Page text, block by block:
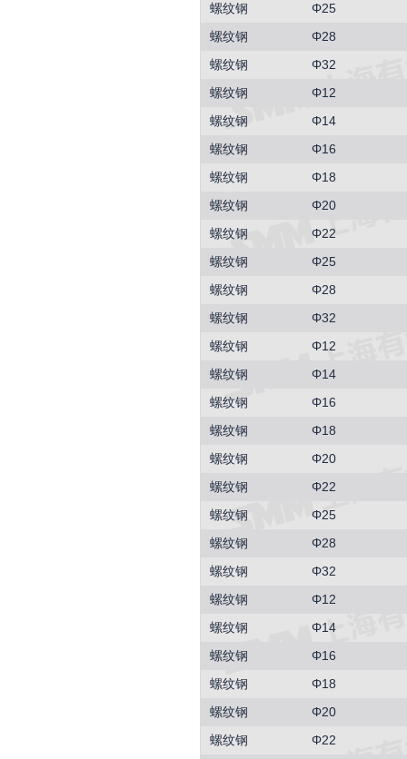
螺纹钢
Φ25
螺纹钢
Φ28
螺纹钢
Φ32
螺纹钢
Φ12
螺纹钢
Φ14
螺纹钢
Φ16
螺纹钢
Φ18
螺纹钢
Φ20
螺纹钢
Φ22
螺纹钢
Φ25
螺纹钢
Φ28
螺纹钢
Φ32
螺纹钢
Φ12
螺纹钢
Φ14
螺纹钢
Φ16
螺纹钢
Φ18
螺纹钢
Φ20
螺纹钢
Φ22
螺纹钢
Φ25
螺纹钢
Φ28
螺纹钢
Φ32
螺纹钢
Φ12
螺纹钢
Φ14
螺纹钢
Φ16
螺纹钢
Φ18
螺纹钢
Φ20
螺纹钢
Φ22